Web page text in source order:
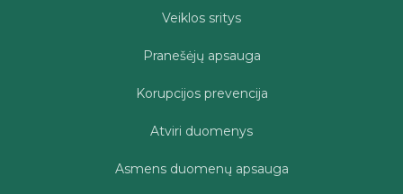
Veiklos sritys
Pranešėjų apsauga
Korupcijos prevencija
Atviri duomenys
Asmens duomenų apsauga